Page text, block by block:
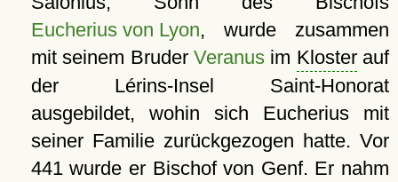
Eucherius von Lyon, wurde zusammen
mit seinem Bruder Veranusim Klosterauf
der Lérins-Insel Saint-Honorat
ausgebildet, wohin sich Eucherius mit
seiner Familie zurückgezogen hatte. Vor
441 wurde er Bischof von Genf. Er nahm